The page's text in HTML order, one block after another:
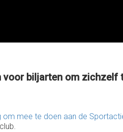
biljarten om zichzelf
om mee te doen aan de